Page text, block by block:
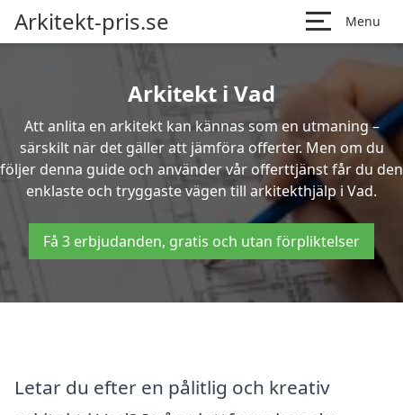
Arkitekt-pris.se Menu
Arkitekt i Vad
Att anlita en arkitekt kan kännas som en utmaning –
särskilt när det gäller att jämföra offerter. Men om du
följer denna guide och använder vår offerttjänst får du den
enklaste och tryggaste vägen till arkitekthjälp i Vad.
Få 3 erbjudanden, gratis och utan förpliktelser
Letar du efter en pålitlig och kreativ